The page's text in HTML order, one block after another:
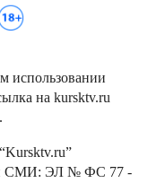
использовании
на kursktv.ru
СМИ: ЭЛ № ФС 77 -